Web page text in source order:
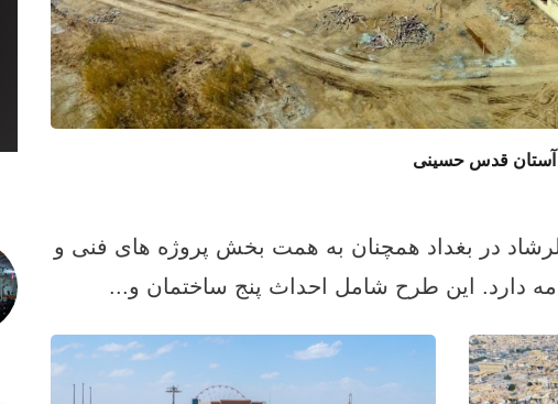
آستان قدس حسینی
در بغداد همچنان به همت بخش پروژه های فنی و
دارد. این طرح شامل احداث پنج ساختمان و...